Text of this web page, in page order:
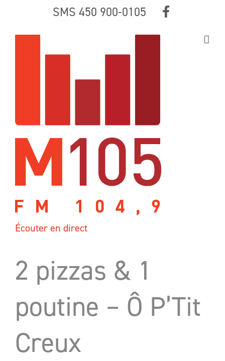
content
SMS 450 900-0105
Écouter en direct
2 pizzas & 1
poutine – Ô P’Tit
Creux